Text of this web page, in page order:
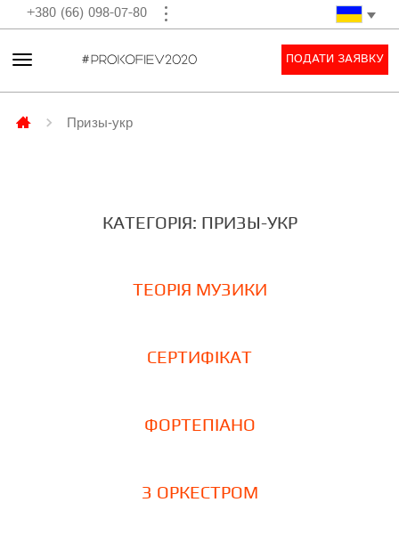
+380 (66) 098-07-80
ПОДАТИ ЗАЯВКУ
Призы-укр
КАТЕГОРІЯ: ПРИЗЫ-УКР
ТЕОРІЯ МУЗИКИ
СЕРТИФІКАТ
ФОРТЕПІАНО
З ОРКЕСТРОМ